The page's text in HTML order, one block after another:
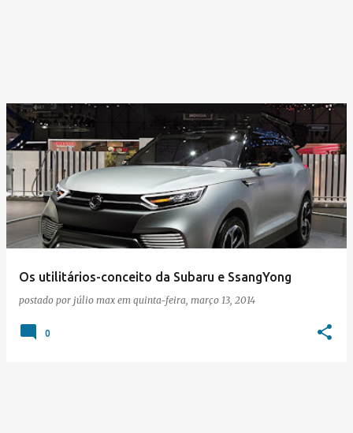
Os utilitários-conceito da Subaru e SsangYong
postado por júlio max em quinta-feira, março 13, 2014
0